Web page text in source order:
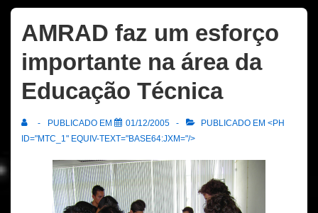
AMRAD faz um esforço
importante na área da
Educação Técnica
PUBLICADO EM 01/12/2005
PUBLICADO EM <PH
ID="MTC_1" EQUIV-TEXT="BASE64:JXM="/>